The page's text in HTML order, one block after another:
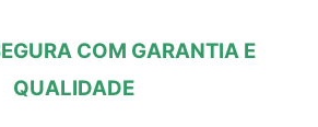
COM GARANTIA E
QUALIDADE